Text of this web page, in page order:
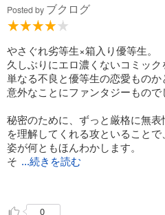
Posted by ブクログ
やさぐれ劣等生×箱入り優等生。
久しぶりにエロ濃くないコミック
単なる不良と優等生の恋愛ものか
意外なことにファンタジーもので
秘密のために、ずっと厳格に無
を理解してくれる攻といること
姿が何ともほんわかします。
そ ...続きを読む
いた過去から解放されていく…。
0